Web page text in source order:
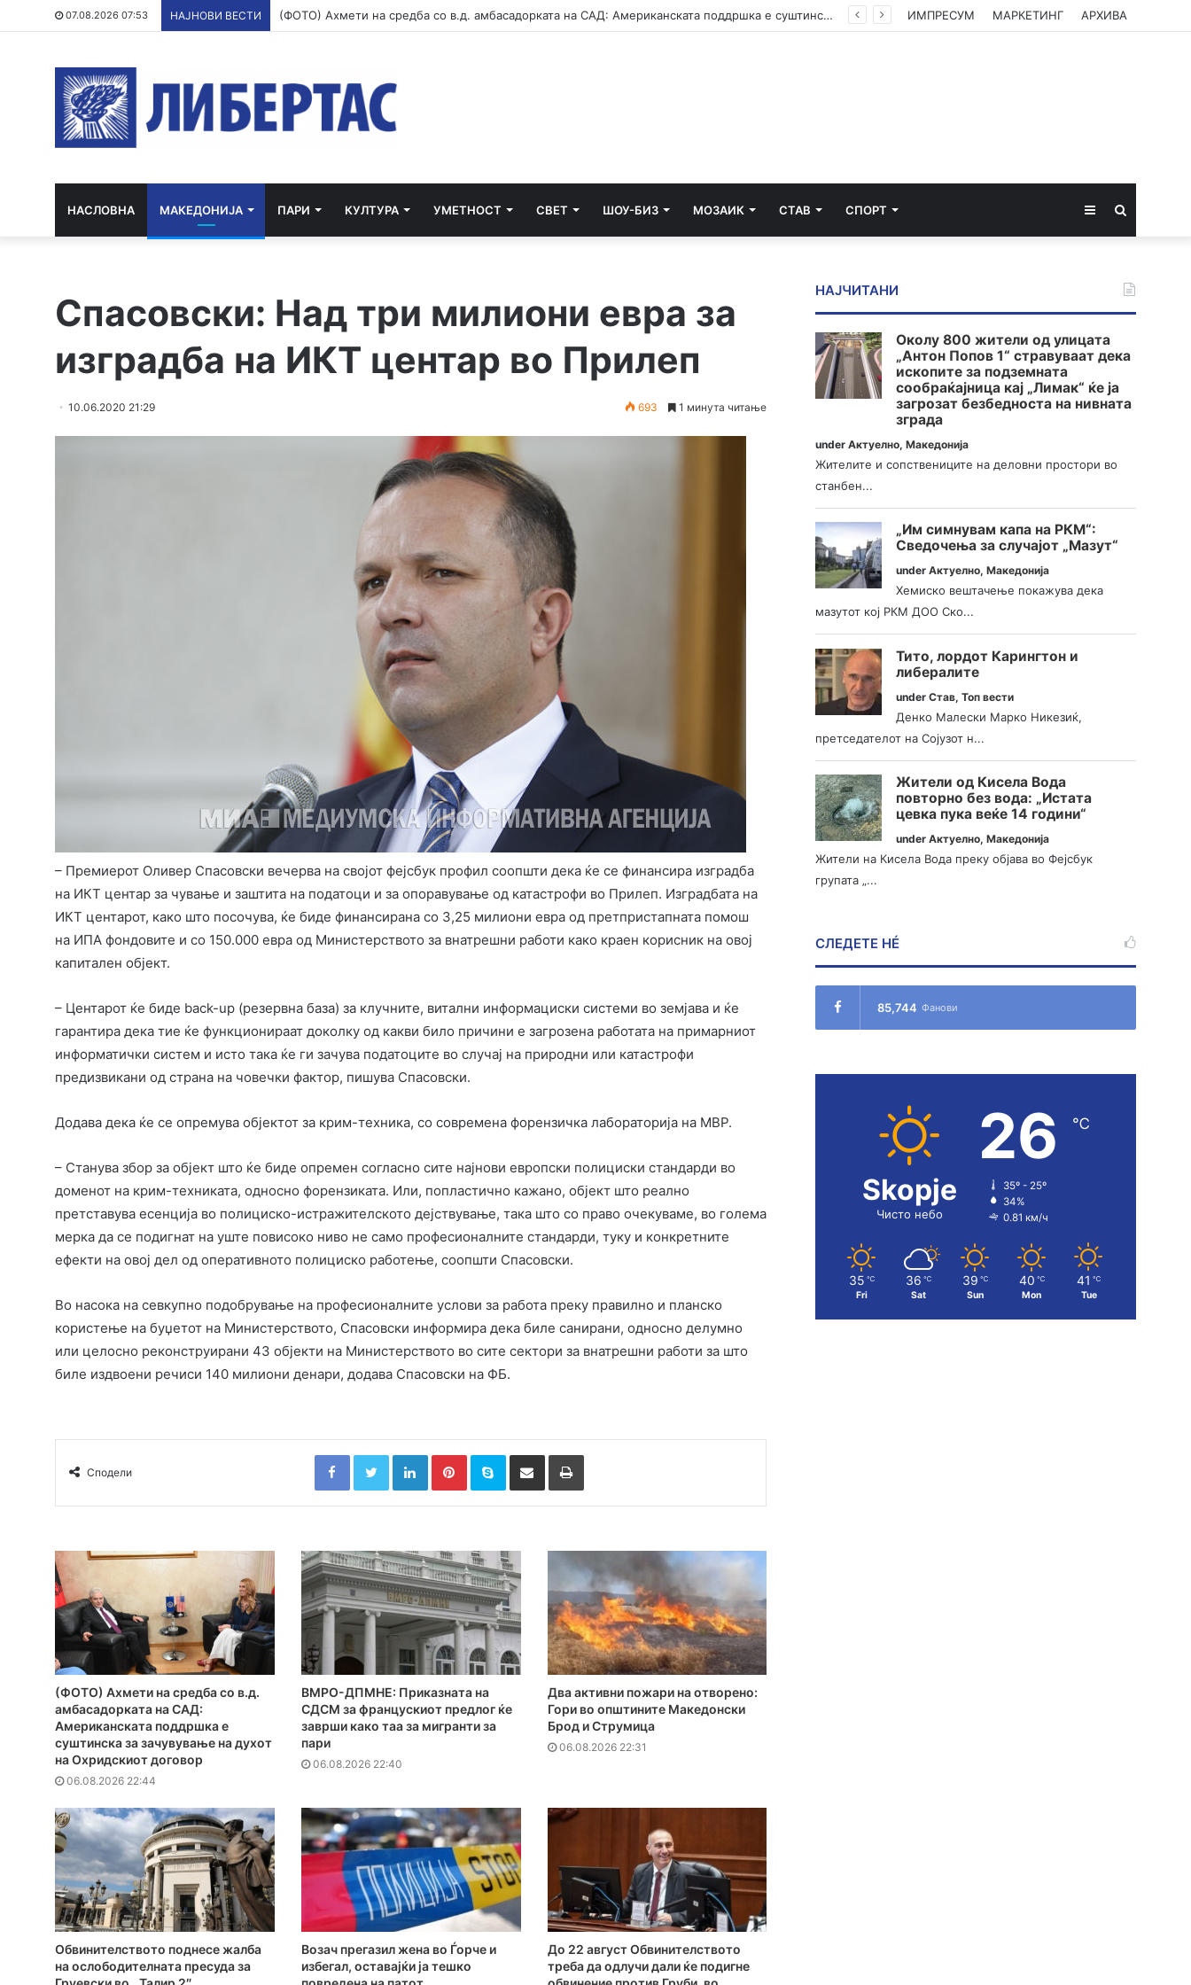
07.08.2026 07:53 НАЈНОВИ ВЕСТИ (ФОТО) Ахмети на средба со в.д. амбасадорката на САД: Американската поддршка е суштинска за зачувување на духот на Охридскиот договор ИМПРЕСУМ МАРКЕТИНГ АРХИВА
НАСЛОВНА МАКЕДОНИЈА ПАРИ КУЛТУРА УМЕТНОСТ СВЕТ ШОУ-БИЗ МОЗАИК СТАВ СПОРТ Sidebar
Спасовски: Над три милиони евра за
изградба на ИКТ центар во Прилеп
10.06.2020 21:29 693 1 минута читање
– Премиерот Оливер Спасовски вечерва на својот фејсбук профил соопшти дека ќе се финансира изградба
на ИКТ центар за чување и заштита на податоци и за опоравување од катастрофи во Прилеп. Изградбата на
ИКТ центарот, како што посочува, ќе биде финансирана со 3,25 милиони евра од претпристапната помош
на ИПА фондовите и со 150.000 евра од Министерството за внатрешни работи како краен корисник на овој
капитален објект.
– Центарот ќе биде back-up (резервна база) за клучните, витални информациски системи во земјава и ќе
гарантира дека тие ќе функционираат доколку од какви било причини е загрозена работата на примарниот
информатички систем и исто така ќе ги зачува податоците во случај на природни или катастрофи
предизвикани од страна на човечки фактор, пишува Спасовски.
Додава дека ќе се опремува објектот за крим-техника, со современа форензичка лабораторија на МВР.
– Станува збор за објект што ќе биде опремен согласно сите најнови европски полициски стандарди во
доменот на крим-техниката, односно форензиката. Или, попластично кажано, објект што реално
претставува есенција во полициско-истражителското дејствување, така што со право очекуваме, во голема
мерка да се подигнат на уште повисоко ниво не само професионалните стандарди, туку и конкретните
ефекти на овој дел од оперативното полициско работење, соопшти Спасовски.
Во насока на севкупно подобрување на професионалните услови за работа преку правилно и планско
користење на буџетот на Министерството, Спасовски информира дека биле санирани, односно делумно
или целосно реконструирани 43 објекти на Министерството во сите сектори за внатрешни работи за што
биле издвоени речиси 140 милиони денари, додава Спасовски на ФБ.
Сподели
FacebookTwitterLinkedInPinterestSkype Сподели преку Е-маил Испринтај
(ФОТО) Ахмети на средба со в.д.
амбасадорката на САД:
Американската поддршка е
суштинска за зачувување на духот
на Охридскиот договор
06.08.2026 22:44
ВМРО-ДПМНЕ: Приказната на
СДСМ за францускиот предлог ќе
заврши како таа за мигранти за
пари
06.08.2026 22:40
Два активни пожари на отворено:
Гори во општините Македонски
Брод и Струмица
06.08.2026 22:31
Обвинителството поднесе жалба
на ослободителната пресуда за
Возач прегазил жена во Ѓорче и
избегал, оставајќи ја тешко
До 22 август Обвинителството
треба да одлучи дали ќе подигне
НАЈЧИТАНИ
Околу 800 жители од улицата
„Антон Попов 1“ стравуваат дека
ископите за подземната
сообраќајница кај „Лимак“ ќе ја
загрозат безбедноста на нивната
зграда
underАктуелно,Македонија
Жителите и сопствениците на деловни простори во
станбен...
„Им симнувам капа на РКМ“:
Сведочења за случајот „Мазут“
underАктуелно,Македонија
Хемиско вештачење покажува дека
мазутот кој РКМ ДОО Ско...
Тито, лордот Карингтон и
либералите
underСтав,Топ вести
Денко Малески Марко Никезиќ,
претседателот на Сојузот н...
Жители од Кисела Вода
повторно без вода: „Истата
цевка пука веќе 14 години“
underАктуелно,Македонија
Жители на Кисела Вода преку објава во Фејсбук
групата „...
СЛЕДЕТЕ НÉ
85,744 Фанови
Skopje
Чисто небо
26 ℃
35º - 25º
34%
0.81 км/ч
35 ℃
Fri
36 ℃
Sat
39 ℃
Sun
40 ℃
Mon
41 ℃
Tue